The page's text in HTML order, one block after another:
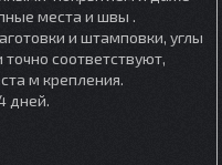
места и швы .
и штамповки, углы
соответствуют,
м крепления.
дней.